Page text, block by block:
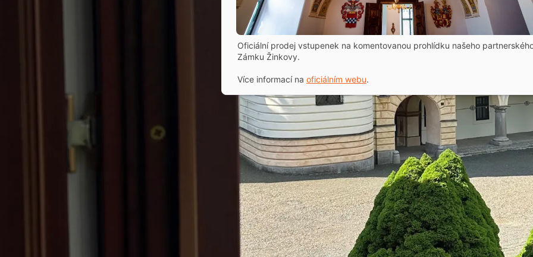
Oficiální prodej vstupenek na komentovanou prohlídku našeho
Zámku Žinkovy.
Více informací na oficiálním webu.